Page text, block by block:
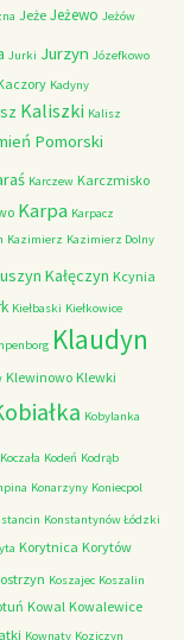
Jeże Jeżewo Jeżów
Jurki Jurzyn Józefkowo
Kadyny
Kaliszki Kalisz
Pomorski
Karczew Karczmisko
Karpa Karpacz
Kazimierz Kazimierz Dolny
Kałęczyn Kcynia
Kiełbaski Kiełkowice
Klaudyn
Klewinowo Klewki
Kobylanka
Koczała Kodeń Kodrąb
Konarzyny Koniecpol
Konstantynów Łódzki
Korytnica Korytów
Koszajec Koszalin
Kowal Kowalewice
Kownaty Koziczyn